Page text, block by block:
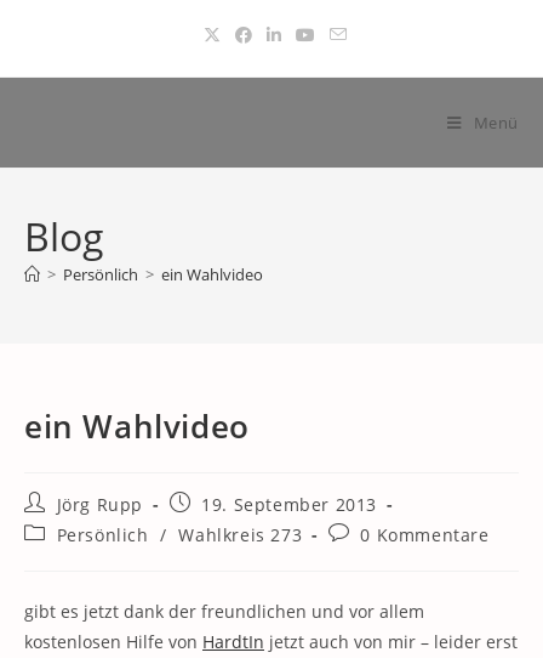
springen
Menü
Blog
> Persönlich > ein Wahlvideo
ein Wahlvideo
Beitrags-
Autor:
Jörg Rupp
Beitrag
veröffentlicht:
19. September 2013
Beitrags-
Persönlich / Wahlkreis 273
Beitrags-
0 Kommentare
gibt es jetzt dank der freundlichen und vor allem
kostenlosen Hilfe von HardtIn jetzt auch von mir – leider erst